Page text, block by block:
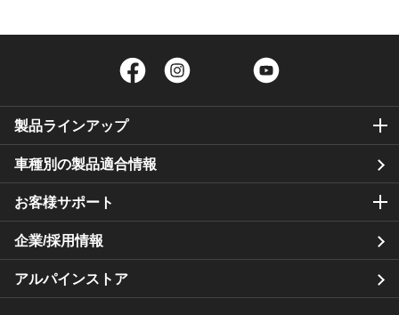
Facebook Twitter
製品ラインアップ
車種別の製品適合情報
お客様サポート
企業/採用情報
アルパインストア